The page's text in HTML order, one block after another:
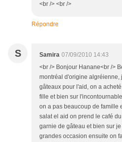
<br /> <br />
Répondre
S Samira 07/09/2010 14:43
<br /> Bonjour Hanane<br />
montréal d'origine algréienne,
gâteaux pour l'aid, on a
fille et bien sur
on a pas beaucoup de famille
salat el aid on prend le café
garnie de gâteau et bien sur
grandes occasion ensuite on